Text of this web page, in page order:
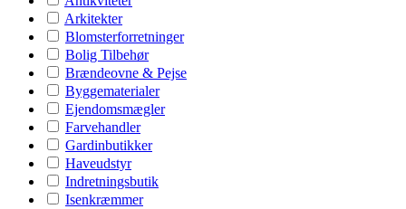
Arkitekter
Blomsterforretninger
Bolig Tilbehør
Brændeovne & Pejse
Byggematerialer
Ejendomsmægler
Farvehandler
Gardinbutikker
Haveudstyr
Indretningsbutik
Isenkræmmer